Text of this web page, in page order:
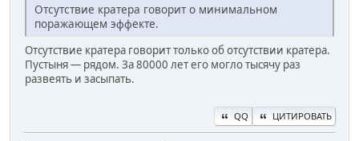
Отсутствие кратера говорит о минимальном
поражающем эффекте.
Отсутствие кратера говорит только об отсутствии кратера.
Пустыня — рядом. За 80000 лет его могло тысячу раз
развеять и засыпать.
QQ ЦИТИРОВАТЬ